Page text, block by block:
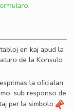
.
en kaj apud la
de la Konsulo
la oﬁcialan
sub responso de
per la simbolo
.